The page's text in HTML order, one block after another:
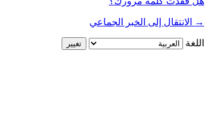
→ الانتقال إلى الخبر الجماعي
اللغة